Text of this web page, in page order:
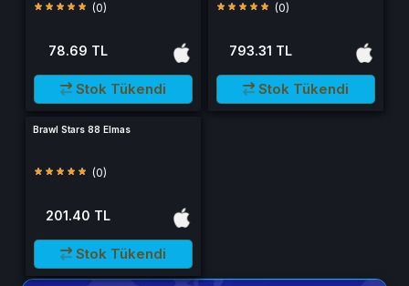
(0)
78.69 TL
Stok Tükendi
(0)
793.31 TL
Stok Tükendi
Brawl Stars 88 Elmas
(0)
201.40 TL
Stok Tükendi